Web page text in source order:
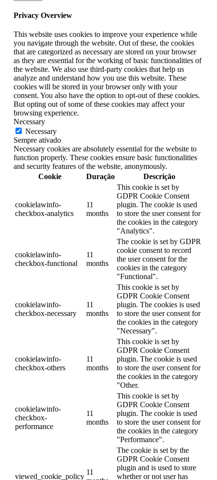
Privacy Overview
This website uses cookies to improve your experience while
you navigate through the website. Out of these, the cookies
that are categorized as necessary are stored on your browser
as they are essential for the working of basic functionalities of
the website. We also use third-party cookies that help us
analyze and understand how you use this website. These
cookies will be stored in your browser only with your
consent. You also have the option to opt-out of these cookies.
But opting out of some of these cookies may affect your
browsing experience.
Necessary
Necessary
Sempre ativado
Necessary cookies are absolutely essential for the website to
function properly. These cookies ensure basic functionalities
and security features of the website, anonymously.
Cookie
Duração Descrição
cookielawinfo-
checkbox-analytics
11
months
This cookie is set by
GDPR Cookie Consent
plugin. The cookie is used
to store the user consent for
the cookies in the category
"Analytics".
cookielawinfo-
checkbox-functional
11
months
The cookie is set by GDPR
cookie consent to record
the user consent for the
cookies in the category
"Functional".
cookielawinfo-
checkbox-necessary
11
months
This cookie is set by
GDPR Cookie Consent
plugin. The cookies is used
to store the user consent for
the cookies in the category
"Necessary".
cookielawinfo-
checkbox-others
11
months
This cookie is set by
GDPR Cookie Consent
plugin. The cookie is used
to store the user consent for
the cookies in the category
"Other.
cookielawinfo-
checkbox-
performance
11
months
This cookie is set by
GDPR Cookie Consent
plugin. The cookie is used
to store the user consent for
the cookies in the category
"Performance".
viewed_cookie_policy
11
The cookie is set by the
GDPR Cookie Consent
plugin and is used to store
whether or not user has